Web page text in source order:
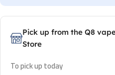
Pick up from the Q8
Store
To pick up today